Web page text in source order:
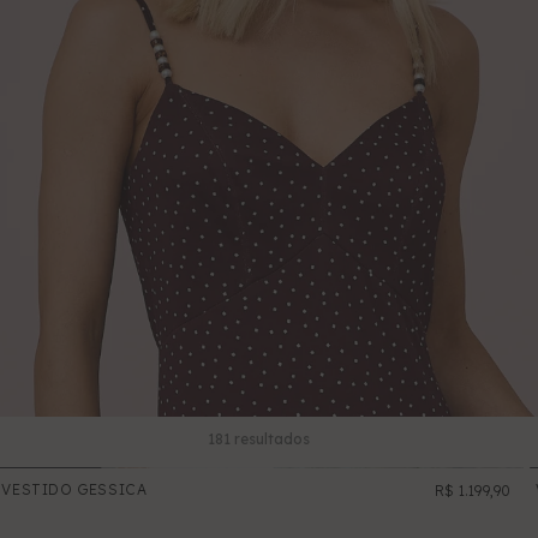
181 resultados
NOVO
VESTIDO GESSICA R$ 1.199,90